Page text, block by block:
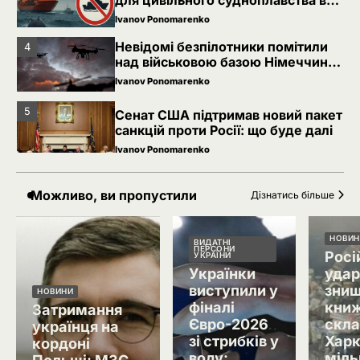
Чорному морі
Ivanov Ponomarenko
4
Невідомі безпілотники помітили
над військовою базою Німеччини,
де ремонтують Patriot
Ivanov Ponomarenko
5
Сенат США підтримав новий пакет
санкцій проти Росії: що буде далі
Ivanov Ponomarenko
війни: як змінилася культура
допомоги
Ivanov Ponomarenko
Євросоюз збільшив фінансування
Фонду підтримки енергетики
України
Ivanov Ponomarenko
Україна уточнила правила безпеки
для цивільного судноплавства в
Чорному морі
Можливо, ви пропустили Дізнатись більше
НОВИНИ
Затримання
українця на
кордоні
ВИДАТНІ
ПЕРСОНИ
УКРАЇНИ
Українки
виступили у
фіналі
Євро-2026
зі стрибків у
удар